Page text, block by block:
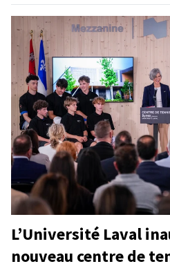
L’Université Laval
nouveau centre de